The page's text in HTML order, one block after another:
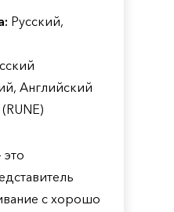
Русский,
Английский
это
с хорошо